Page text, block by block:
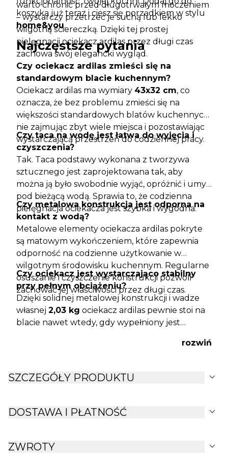
warto chronić przed długotrwałym moczeniem
– wystarczy przetrzeć je suchą lub lekko
wilgotną ściereczką. Dzięki tej prostej
pielęgnacji ociekacz ardilas przez długi czas
zachowa swój elegancki wygląd.
koszyka już teraz i ciesz się porządkiem w stylu
home&you.
Najczęstsze pytania
Czy ociekacz ardilas zmieści się na
standardowym blacie kuchennym?
Ociekacz ardilas ma wymiary 43x32 cm, co
oznacza, że bez problemu zmieści się na
większości standardowych blatów kuchennych,
nie zajmując zbyt wiele miejsca i pozostawiając
wystarczającą przestrzeń do codziennej pracy.
Czy taca na wodę jest łatwa do wyjęcia i
czyszczenia?
Tak. Taca podstawy wykonana z tworzywa
sztucznego jest zaprojektowana tak, aby
można ją było swobodnie wyjąć, opróżnić i umyć
pod bieżącą wodą. Sprawia to, że codzienna
pielęgnacja ociekacza jest szybka i wygodna.
Czy metalowa konstrukcja jest odporna na
kontakt z wodą?
Metalowe elementy ociekacza ardilas pokryte
są matowym wykończeniem, które zapewnia
odporność na codzienne użytkowanie w
wilgotnym środowisku kuchennym. Regularne
osuszanie i czyszczenie konstrukcji pozwoli
zachować jej właściwości przez długi czas.
Czy ociekacz jest wystarczająco stabilny
przy pełnym obciążeniu?
Dzięki solidnej metalowej konstrukcji i wadze
własnej 2,03 kg ociekacz ardilas pewnie stoi na
blacie nawet wtedy, gdy wypełniony jest
rozwiń
SZCZEGÓŁY PRODUKTU expand_more
DOSTAWA I PŁATNOŚĆ expand_more
ZWROTY expand_more